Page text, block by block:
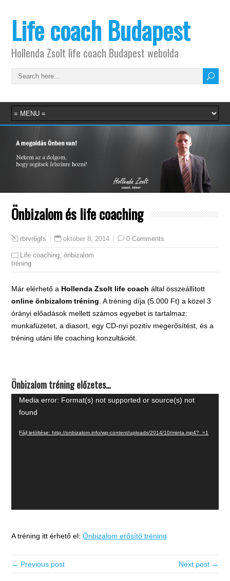
Life coach Budapest
Hollenda Zsolt life coach Budapest webolda
Önbizalom és life coaching
rbrvr6gfs október 8, 2014 0 Comments
Life coaching ,önbizalom
tréning
Már elérhető a Hollenda Zsolt life coach által összeállított
online önbizalom tréning . A tréning díja (5.000 Ft) a közel 3
órányi előadások mellett számos egyebet is tartalmaz:
munkafüzetet, a diasort, egy CD-nyi pozitív megerősítést, és a
tréning utáni life coaching konzultációt.
Önbizalom tréning előzetes…
Videólejátszó
Media error: Format(s) not supported or source(s) not
found
Fájl letöltése: http://onbizalom.info/wp-content/uploads/2014/10/minta.mp4?_=1
A tréning itt érhető el:Önbizalom erősítő tréning
← Previous post Next post →